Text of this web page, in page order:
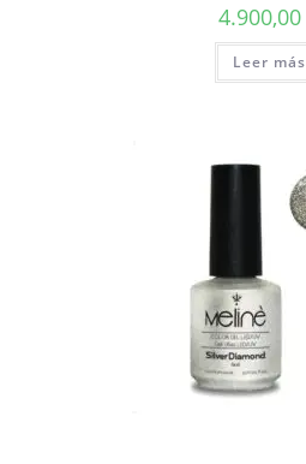
4.900,00
Leer más